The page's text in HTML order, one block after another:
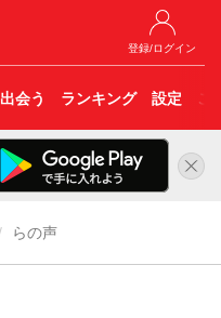
登録/ログイン
出会う ランキング 設定 こ
らの声